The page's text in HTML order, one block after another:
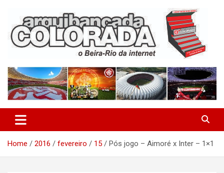
content
Arquibancada Colorada
Home 2016 fevereiro 15 Pós jogo – Aimoré x Inter – 1×1